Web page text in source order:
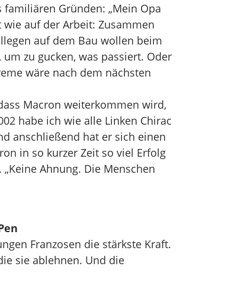
Gründen: „Mein Opa
auf der Arbeit: Zusammen
auf dem Bau wollen beim
zu gucken, was passiert. Oder
wäre nach dem nächsten
Macron weiterkommen wird,
habe ich wie alle Linken Chirac
anschließend hat er sich einen
in so kurzer Zeit so viel Erfolg
Ahnung. Die Menschen
Franzosen die stärkste Kraft.
sie ablehnen. Und die